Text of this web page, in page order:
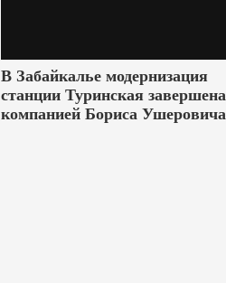
В Забайкалье модернизация
станции Туринская завершена
компанией Бориса Ушеровича